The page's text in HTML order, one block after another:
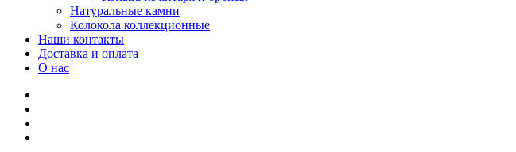
Натуральные камни
Колокола коллекционные
Наши контакты
Доставка и оплата
О нас